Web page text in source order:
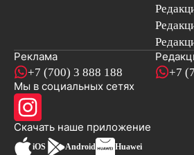
Реклама
+7 (700) 3 888 188 +7
Мы в социальных сетях
Скачать наше приложениеновостей
iOS Android Huawei